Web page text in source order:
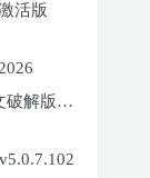
活版
破解版